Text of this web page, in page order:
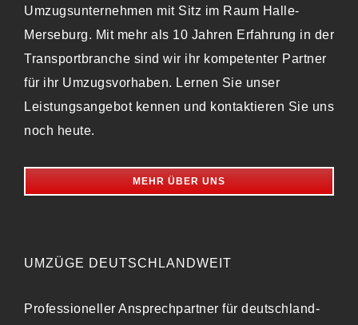
Umzugsunternehmen mit Sitz im Raum Halle-
Merseburg. Mit mehr als 10 Jahren Erfahrung in der
Transportbranche sind wir ihr kompetenter Partner
für ihr Umzugsvorhaben. Lernen Sie unser
Leistungsangebot kennen und kontaktieren Sie uns
noch heute.
MEHR ÜBER UNS
UMZÜGE DEUTSCHLANDWEIT
Professioneller Ansprechpartner für deutschland-